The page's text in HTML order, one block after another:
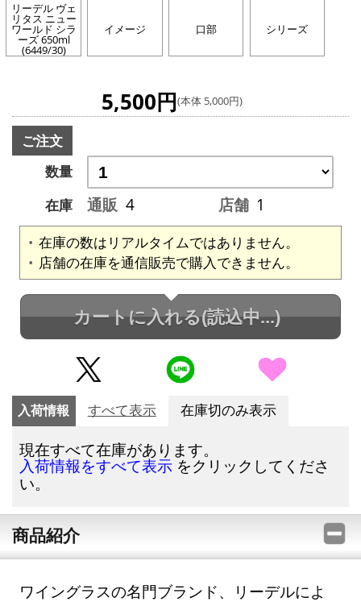
リーデル ヴェ
リタス ニュー
ワールド シラ
ーズ 650ml
(6449/30)
イメージ 口部 シリーズ
5,500円(本体 5,000円)
ご注文
数量
在庫
通販 4 店舗 1
在庫の数はリアルタイムではありません。
店舗の在庫を通信販売で購入できません。
カートに入れる(読込中...)
入荷情報 すべて表示 在庫切のみ表示
現在すべて在庫があります。
入荷情報をすべて表示 をクリックしてくださ
い。
商品紹介
ワイングラスの名門ブランド、リーデルによ